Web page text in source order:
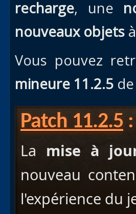
recharge, une
nouveaux objets
Vous pouvez
mineure 11.2.5 de
Patch 11.2.5
La mise à
nouveau
l'expérience du